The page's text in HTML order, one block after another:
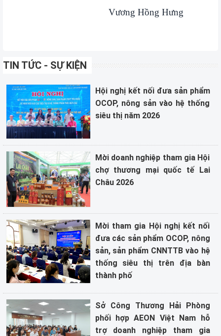
Vương Hồng Hưng
TIN TỨC - SỰ KIỆN
Hội nghị kết nối đưa sản phẩm
OCOP, nông sản vào hệ thống
siêu thị năm 2026
Mời doanh nghiệp tham gia Hội
chợ thương mại quốc tế Lai
Châu 2026
Mời tham gia Hội nghị kết nối
đưa các sản phẩm OCOP, nông
sản, sản phẩm CNNTTB vào hệ
thống siêu thị trên địa bàn
thành phố
Sở Công Thương Hải Phòng
phối hợp AEON Việt Nam hỗ
trợ doanh nghiệp tham gia